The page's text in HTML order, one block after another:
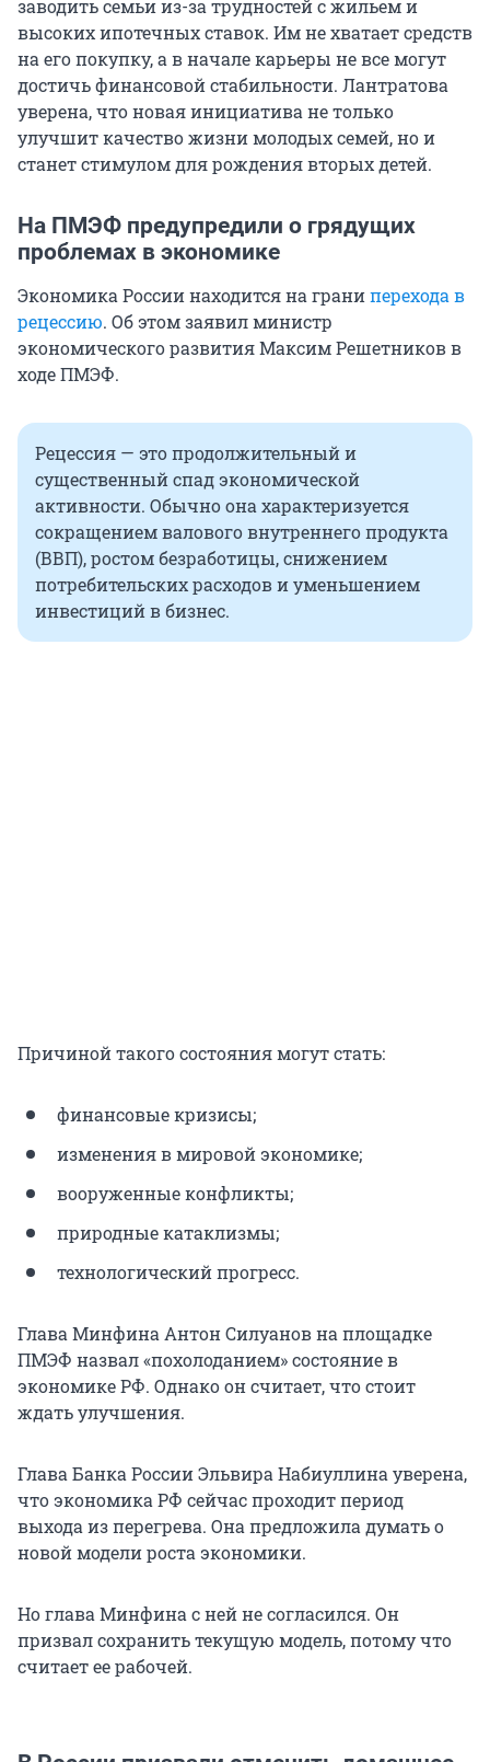
заводить семьи из-за трудностей с жильем и
высоких ипотечных ставок. Им не хватает средств
на его покупку, а в начале карьеры не все могут
достичь финансовой стабильности. Лантратова
уверена, что новая инициатива не только
улучшит качество жизни молодых семей, но и
станет стимулом для рождения вторых детей.
На ПМЭФ предупредили о грядущих
проблемах в экономике
Экономика России находится на граниперехода в
рецессию. Об этом заявил министр
экономического развития Максим Решетников в
ходе ПМЭФ.
Рецессия — это продолжительный и
существенный спад экономической
активности. Обычно она характеризуется
сокращением валового внутреннего продукта
(ВВП), ростом безработицы, снижением
потребительских расходов и уменьшением
инвестиций в бизнес.
Причиной такого состояния могут стать:
финансовые кризисы;
изменения в мировой экономике;
вооруженные конфликты;
природные катаклизмы;
технологический прогресс.
Глава Минфина Антон Силуанов на площадке
ПМЭФ назвал «похолоданием» состояние в
экономике РФ. Однако он считает, что стоит
ждать улучшения.
Глава Банка России Эльвира Набиуллина уверена,
что экономика РФ сейчас проходит период
выхода из перегрева. Она предложила думать о
новой модели роста экономики.
Но глава Минфина с ней не согласился. Он
призвал сохранить текущую модель, потому что
считает ее рабочей.